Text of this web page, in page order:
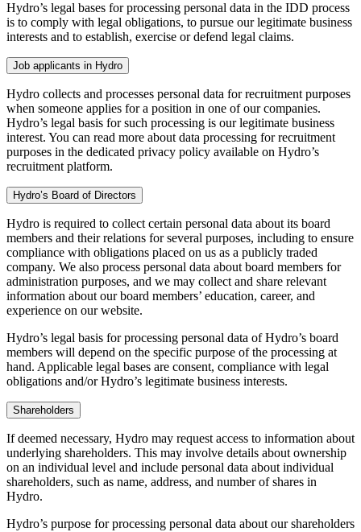
Hydro’s legal bases for processing personal data in the IDD process
is to comply with legal obligations, to pursue our legitimate business
interests and to establish, exercise or defend legal claims.
Job applicants in Hydro
Hydro collects and processes personal data for recruitment purposes
when someone applies for a position in one of our companies.
Hydro’s legal basis for such processing is our legitimate business
interest. You can read more about data processing for recruitment
purposes in the dedicated privacy policy available on Hydro’s
recruitment platform.
Hydro’s Board of Directors
Hydro is required to collect certain personal data about its board
members and their relations for several purposes, including to ensure
compliance with obligations placed on us as a publicly traded
company. We also process personal data about board members for
administration purposes, and we may collect and share relevant
information about our board members’ education, career, and
experience on our website.
Hydro’s legal basis for processing personal data of Hydro’s board
members will depend on the specific purpose of the processing at
hand. Applicable legal bases are consent, compliance with legal
obligations and/or Hydro’s legitimate business interests.
Shareholders
If deemed necessary, Hydro may request access to information about
underlying shareholders. This may involve details about ownership
on an individual level and include personal data about individual
shareholders, such as name, address, and number of shares in
Hydro.
Hydro’s purpose for processing personal data about our shareholders